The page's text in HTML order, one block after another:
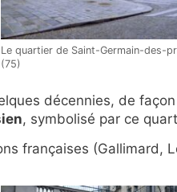
Le quartier de Saint-Germain-des-
(75)
décennies, de
, symbolisé par ce
françaises (Gallimard,